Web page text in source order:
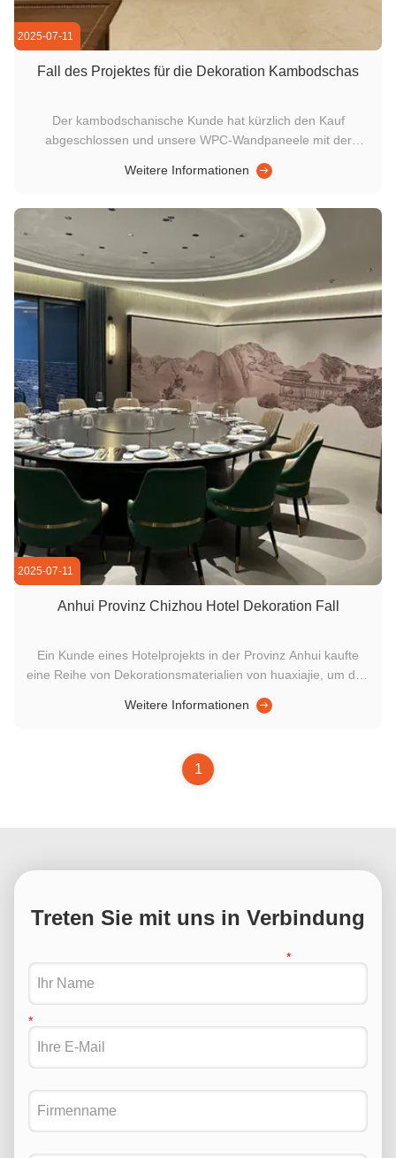
2025-07-11
Fall des Projektes für die Dekoration Kambodschas
Der kambodschanische Kunde hat kürzlich den Kauf
abgeschlossen und unsere WPC-Wandpaneele mit der
erworben. Gleichzeitig hat er auch WPC-
eignen. Und es ist komplett mit passenden PVC...
Weitere Informationen
2025-07-11
Anhui Provinz Chizhou Hotel Dekoration Fall
Ein Kunde eines Hotelprojekts in der Provinz Anhui kaufte
eine Reihe von Dekorationsmaterialien von huaxiajie, um den
seinen Hotels zu verbessern.Der Kunde konzentrierte sich auf
...
Weitere Informationen
1
Treten Sie mit uns in Verbindung